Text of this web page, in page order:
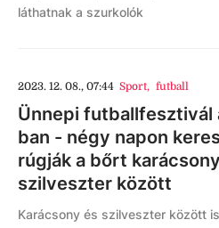
láthatnak a szurkolók
2023. 12. 08., 07:44 Sport, futball
Ünnepi futballfesztivál
ban - négy napon
rúgják a bőrt
szilveszter között
Karácsony és szilveszter között